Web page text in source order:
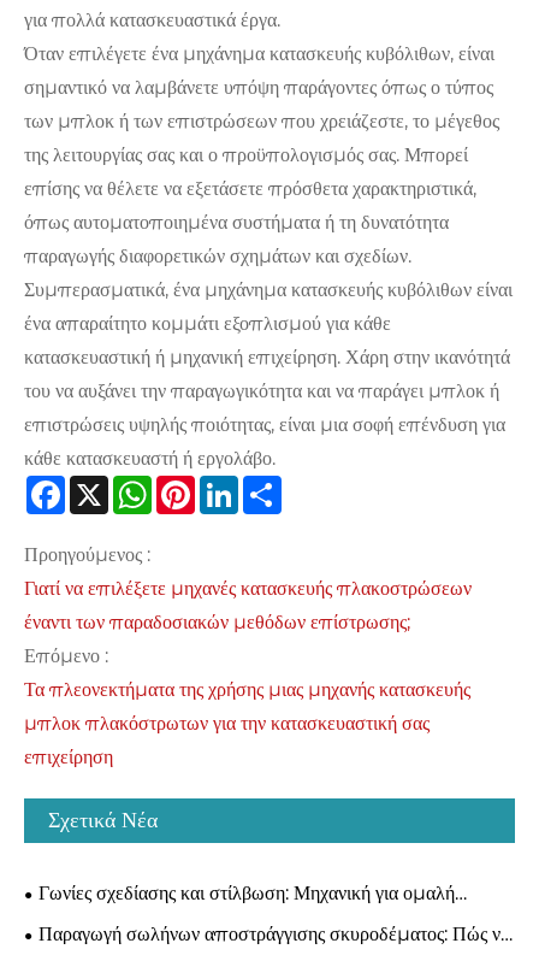
για πολλά κατασκευαστικά έργα.
Όταν επιλέγετε ένα μηχάνημα κατασκευής κυβόλιθων, είναι
σημαντικό να λαμβάνετε υπόψη παράγοντες όπως ο τύπος
των μπλοκ ή των επιστρώσεων που χρειάζεστε, το μέγεθος
της λειτουργίας σας και ο προϋπολογισμός σας. Μπορεί
επίσης να θέλετε να εξετάσετε πρόσθετα χαρακτηριστικά,
όπως αυτοματοποιημένα συστήματα ή τη δυνατότητα
παραγωγής διαφορετικών σχημάτων και σχεδίων.
Συμπερασματικά, ένα μηχάνημα κατασκευής κυβόλιθων είναι
ένα απαραίτητο κομμάτι εξοπλισμού για κάθε
κατασκευαστική ή μηχανική επιχείρηση. Χάρη στην ικανότητά
του να αυξάνει την παραγωγικότητα και να παράγει μπλοκ ή
επιστρώσεις υψηλής ποιότητας, είναι μια σοφή επένδυση για
κάθε κατασκευαστή ή εργολάβο.
Facebook
X WhatsApp
PinterestLinkedIn
Προηγούμενος :
Γιατί να επιλέξετε μηχανές κατασκευής πλακοστρώσεων
έναντι των παραδοσιακών μεθόδων επίστρωσης;
Επόμενο :
Τα πλεονεκτήματα της χρήσης μιας μηχανής κατασκευής
μπλοκ πλακόστρωτων για την κατασκευαστική σας
επιχείρηση
Σχετικά Νέα
Γωνίες σχεδίασης και στίλβωση: Μηχανική για ομαλή
εξώθηση μπλοκ
Παραγωγή σωλήνων αποστράγγισης σκυροδέματος: Πώς να